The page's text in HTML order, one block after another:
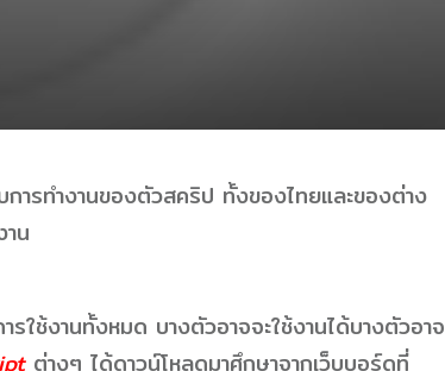
การทำงานของตัวสคริป ทั้งของไทยและของต่าง
น
ช้งานทั้งหมด บางตัวอาจจะใช้งานได้บางตัวอาจ
ต่างๆ ได้ดาวน์โหลดมาศึกษาจากเว็บบอร์ดที่